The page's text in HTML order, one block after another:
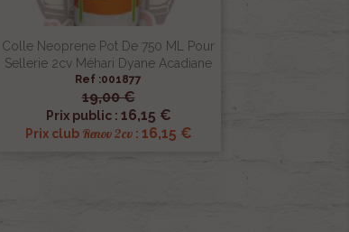
Colle Neoprene Pot De 750 ML Pour
Sellerie 2cv Méhari Dyane Acadiane
Ref :001877
19,00 €
Prix public : 16,15 €
Prix club Renov 2cv: 16,15 €
 Aperçu rapide